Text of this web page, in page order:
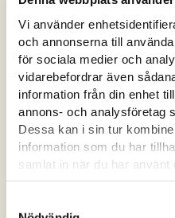
Vi använder
och annonserna till
för sociala medier och
vidarebefordrar även
information från din enhet
annons- och analysföretag
Dessa kan i sin tur
information som du har
samlat in när du har använt
hur vi hanterar cookies
ha behov av extra
Du får ta del av
undervisning som
särskild begåvning
arbetsmängd.
Fördjupad
på rätt nivå